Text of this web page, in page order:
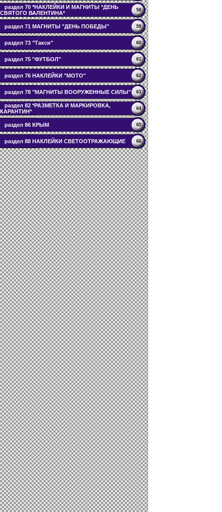
раздел 70 *НАКЛЕЙКИ И МАГНИТЫ *ДЕНЬ
СВЯТОГО ВАЛЕНТИНА*
58
раздел 71 МАГНИТЫ "ДЕНЬ ПОБЕДЫ" 59
раздел 73 "Такси" 60
раздел 75 "ФУТБОЛ" 61
раздел 76 НАКЛЕЙКИ "МОТО" 62
раздел 78 "МАГНИТЫ ВООРУЖЕННЫЕ СИЛЫ" 63
раздел 82 *РАЗМЕТКА И МАРКИРОВКА,
КАРАНТИН*
64
раздел 86 КРЫМ 65
раздел 88 НАКЛЕЙКИ СВЕТООТРАЖАЮЩИЕ 66